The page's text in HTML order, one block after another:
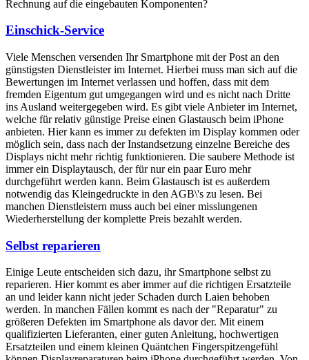
Rechnung auf die eingebauten Komponenten?
Einschick-Service
Viele Menschen versenden Ihr Smartphone mit der Post an den
günstigsten Dienstleister im Internet. Hierbei muss man sich auf die
Bewertungen im Internet verlassen und hoffen, dass mit dem
fremden Eigentum gut umgegangen wird und es nicht nach Dritte
ins Ausland weitergegeben wird. Es gibt viele Anbieter im Internet,
welche für relativ günstige Preise einen Glastausch beim iPhone
anbieten. Hier kann es immer zu defekten im Display kommen oder
möglich sein, dass nach der Instandsetzung einzelne Bereiche des
Displays nicht mehr richtig funktionieren. Die saubere Methode ist
immer ein Displaytausch, der für nur ein paar Euro mehr
durchgeführt werden kann. Beim Glastausch ist es außerdem
notwendig das Kleingedruckte in den AGB\'s zu lesen. Bei
manchen Dienstleistern muss auch bei einer misslungenen
Wiederherstellung der komplette Preis bezahlt werden.
Selbst reparieren
Einige Leute entscheiden sich dazu, ihr Smartphone selbst zu
reparieren. Hier kommt es aber immer auf die richtigen Ersatzteile
an und leider kann nicht jeder Schaden durch Laien behoben
werden. In manchen Fällen kommt es nach der "Reparatur" zu
größeren Defekten im Smartphone als davor der. Mit einem
qualifizierten Lieferanten, einer guten Anleitung, hochwertigen
Ersatzteilen und einem kleinen Quäntchen Fingerspitzengefühl